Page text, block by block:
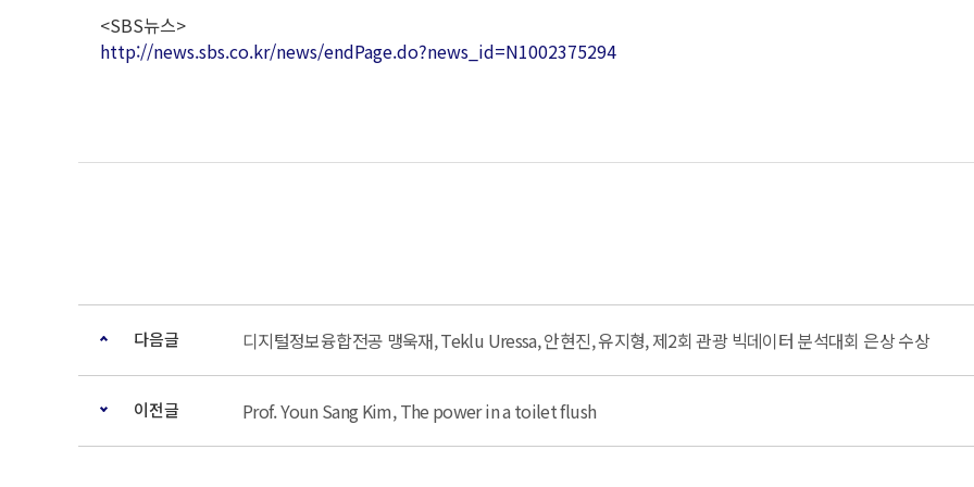
<SBS뉴스>
http://news.sbs.co.kr/news/endPage.do?news_id=N1002375294
다음글 디지털정보융합전공 맹욱재, Teklu Uressa, 안현진, 유지형, 제2회 관광 빅데이터 분석대회 은상 수상
이전글 Prof. Youn Sang Kim, The power in a toilet flush